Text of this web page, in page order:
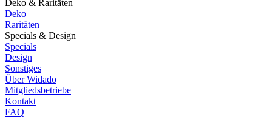
Deko & Raritäten
Deko
Raritäten
Specials & Design
Specials
Design
Sonstiges
Über Widado
Mitgliedsbetriebe
Kontakt
FAQ